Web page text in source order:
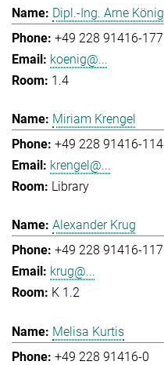
Dipl.-Ing. Arne König
+49 228 91416-177
koenig@...
1.4
Miriam Krengel
+49 228 91416-114
krengel@...
Library
Alexander Krug
+49 228 91416-117
krug@...
K 1.2
Melisa Kurtis
+49 228 91416-0